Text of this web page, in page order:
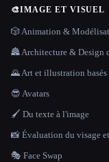
🎨IMAGE ET VISUEL
🎲 Animation &
🏯 Architecture & Design
🌄 Art et illustration
😎 Avatars
🖌️ Du texte à l'image
📸 Évaluation du visage
🎭 Face Swap